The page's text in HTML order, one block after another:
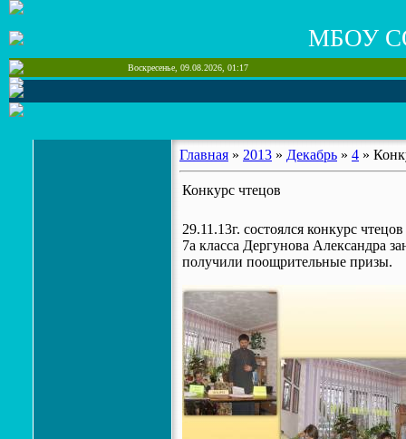
МБОУ
Воскресенье, 09.08.2026, 01:17
Главная » 2013 » Декабрь » 4 »
Конкурс чтецов
29.11.13г. состоялся конкурс
7а класса Дергунова Александра
получили поощрительные призы.